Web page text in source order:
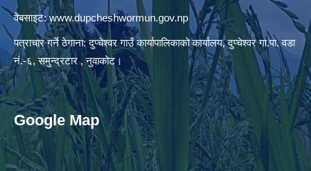
वेबसाइट:www.dupcheshwormun.gov.np
पत्राचार गर्ने ठेगाना: दुप्चेश्वर गाउँ कार्यापालिकाको कार्यालय, दुप्चेश्वर गा.पा. वडा
नं.-६, समुन्द्रटार , नुवाकोट।
Google Map